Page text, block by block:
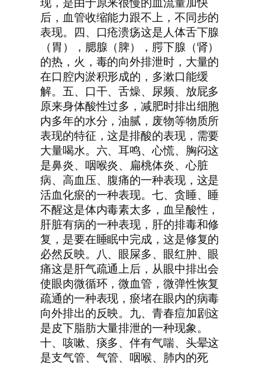
现，是由于原来很慢的血流量加快
后，血管收缩能力跟不上，不同步的
表现。四、口疮溃疡这是人体舌下腺
（胃），腮腺（脾），腭下腺（肾）
的热，火，毒的向外排泄时，大量的
在口腔内淤积形成的，多漱口能缓
解。五、口干、舌燥、尿频、放屁多
原来身体酸性过多，减肥时排出细胞
内多年的水分，油腻，废物等物质所
表现的特征，这是排酸的表现，需要
大量喝水。六、耳鸣、心慌、胸闷这
是鼻炎、咽喉炎、扁桃体炎、心脏
病、高血压、腹痛的一种表现，这是
活血化瘀的一种表现。七、贪睡、睡
不醒这是体内毒素太多，血呈酸性，
肝脏有病的一种表现，肝的排毒和修
复，是要在睡眠中完成，这是修复的
必然反映。八、眼屎多、眼红肿、眼
痛这是肝气疏通上后，从眼中排出会
使眼肉微循环，微血管，微弹性恢复
疏通的一种表现，瘀堵在眼内的病毒
向外排出的反映。九、青春痘加剧这
是皮下脂肪大量排泄的一种现象。
十、咳嗽、痰多、伴有气喘、头晕这
是支气管、气管、咽喉、肺内的死